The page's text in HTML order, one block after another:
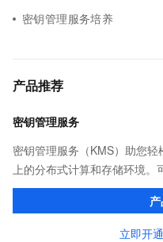
密钥管理服务培养
产品推荐
密钥管理服务
密钥管理服务（KMS）助您
上的分布式计算和存储环境。
动轮转策略，以及利用托管密
者FIPS认证资质，满足您的监
立即开通